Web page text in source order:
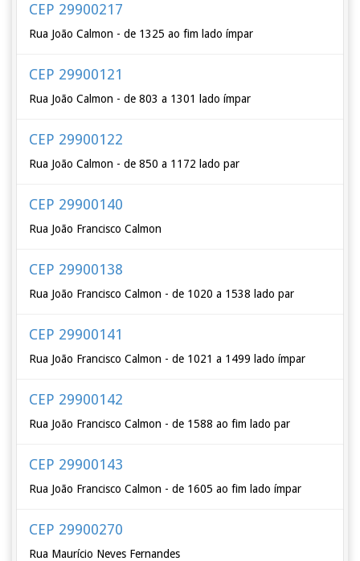
CEP 29900217
Rua João Calmon - de 1325 ao fim lado ímpar
CEP 29900121
Rua João Calmon - de 803 a 1301 lado ímpar
CEP 29900122
Rua João Calmon - de 850 a 1172 lado par
CEP 29900140
Rua João Francisco Calmon
CEP 29900138
Rua João Francisco Calmon - de 1020 a 1538 lado par
CEP 29900141
Rua João Francisco Calmon - de 1021 a 1499 lado ímpar
CEP 29900142
Rua João Francisco Calmon - de 1588 ao fim lado par
CEP 29900143
Rua João Francisco Calmon - de 1605 ao fim lado ímpar
CEP 29900270
Rua Maurício Neves Fernandes